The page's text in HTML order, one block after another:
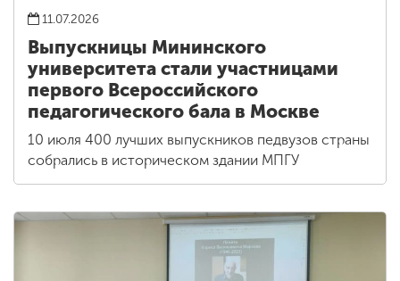
11.07.2026
Выпускницы Мининского
университета стали участницами
первого Всероссийского
педагогического бала в Москве
10 июля 400 лучших выпускников педвузов страны
собрались в историческом здании МПГУ